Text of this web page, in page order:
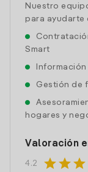
Nuestro
para ayudarte
Smart
Gestión de
hogares y
Valoración
4.2 starstarstar